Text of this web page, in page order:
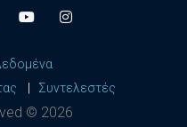
Συντελεστές
© 2026